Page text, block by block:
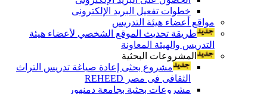
خطوات تفعيل البريد الإلكترونى
مواقع أعضاء هيئة التدريس
طريقة تحديث الموقع الشخصي لأعضاء هيئة
التدريس والهيئة المعاونة
المشروعات البحثية
مشروع بحثى إعادة صياغة تدريس التراث
الثقافى فى مصر REHEED
مشروعات بحثية بجامعة دمنهور